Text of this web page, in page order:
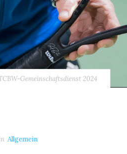
Gemeinschaftsdienst 2024
Allgemein